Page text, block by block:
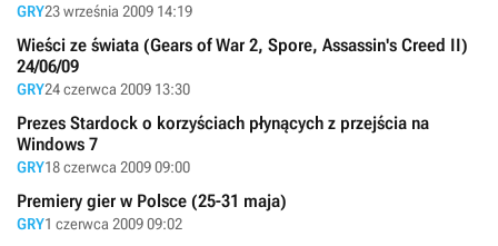
GRY23 września 2009 14:19
Wieści ze świata (Gears of War 2, Spore, Assassin's Creed II)
24/06/09
GRY24 czerwca 2009 13:30
Prezes Stardock o korzyściach płynących z przejścia na
Windows 7
GRY18 czerwca 2009 09:00
Premiery gier w Polsce (25-31 maja)
GRY1 czerwca 2009 09:02